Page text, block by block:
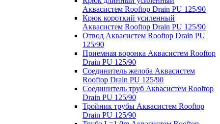
Аквасистем Rooftop Drain PU 125/90
Крюк короткий усиленный
Аквасистем Rooftop Drain PU 125/90
Отвод Аквасистем Rooftop Drain PU
125/90
Приемная воронка Аквасистем Rooftop
Drain PU 125/90
Соединитель желоба Аквасистем
Rooftop Drain PU 125/90
Соединитель труб Аквасистем Rooftop
Drain PU 125/90
Тройник трубы Аквасистем Rooftop
Drain PU 125/90